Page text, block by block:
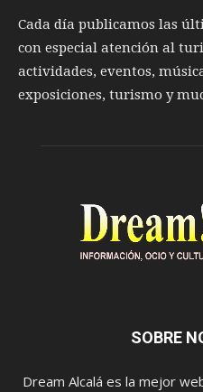
Cada día publicamos las
con especial atención al
actividades, eventos,
exposiciones, turismo y
SOBRE
Dream Alcalá es la mejor